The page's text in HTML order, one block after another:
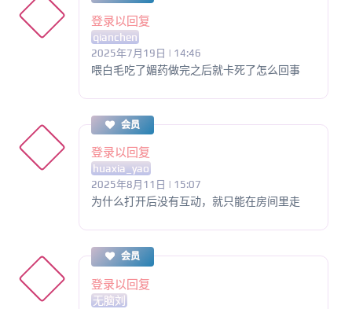
登录以回复
qianchen
2025年7月19日 | 14:46
喂白毛吃了媚药做完之后就卡死了怎么回事
会员
登录以回复
huaxia_yao
2025年8月11日 | 15:07
为什么打开后没有互动，就只能在房间里走
会员
登录以回复
无脑刘